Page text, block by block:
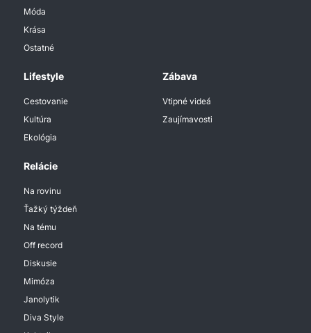
Móda
Krása
Ostatné
Lifestyle
Cestovanie
Kultúra
Ekológia
Zábava
Vtipné videá
Zaujímavosti
Relácie
Na rovinu
Ťažký týždeň
Na tému
Off record
Diskusie
Mimóza
Janolytik
Diva Style